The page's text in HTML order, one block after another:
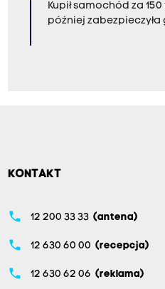
Kupił samochód za
później
KONTAKT
phone 12 200 33 33 (antena)
phone 12 630 60 00 (recepcja)
phone 12 630 62 06 (reklama)